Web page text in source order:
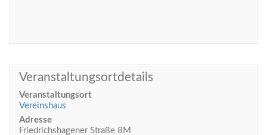
Veranstaltungsortdetails
Veranstaltungsort
Vereinshaus
Adresse
Friedrichshagener Straße 8M